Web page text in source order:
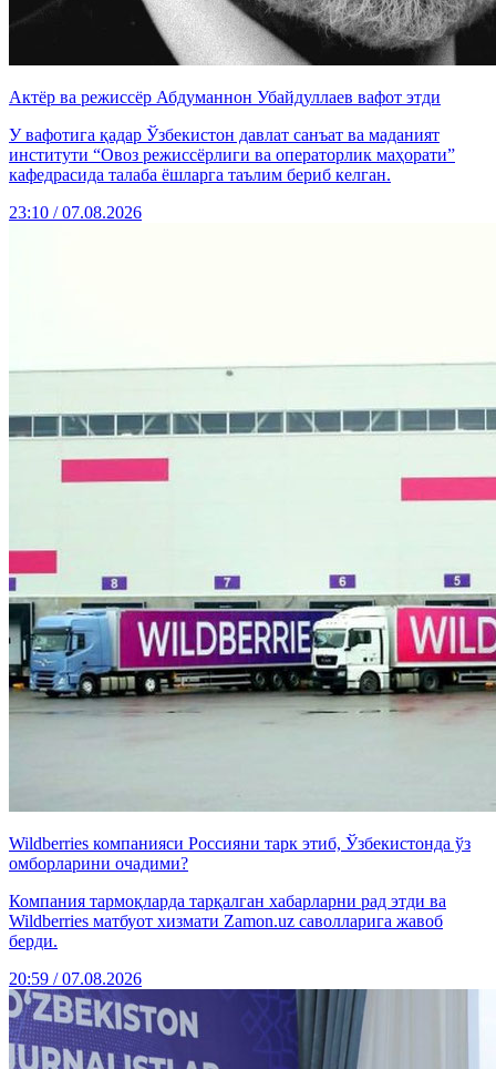
Актёр ва режиссёр Абдуманнон Убайдуллаев вафот этди
У вафотига қадар Ўзбекистон давлат санъат ва маданият
институти “Овоз режиссёрлиги ва операторлик маҳорати”
кафедрасида талаба ёшларга таълим бериб келган.
23:10 / 07.08.2026
Wildberries компанияси Россияни тарк этиб, Ўзбекистонда ўз
омборларини очадими?
Компания тармоқларда тарқалган хабарларни рад этди ва
Wildberries матбуот хизмати Zamon.uz саволларига жавоб
берди.
20:59 / 07.08.2026